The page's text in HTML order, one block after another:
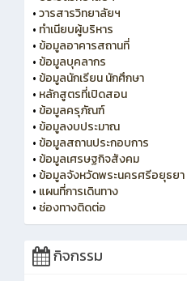
•วารสารวิทยาลัยฯ
• ทำเนียบผู้บริหาร
• ข้อมูลอาคารสถานที่
• ข้อมูลบุคลากร
• ข้อมูลนักเรียน นักศึกษา
• หลักสูตรที่เปิดสอน
• ข้อมูลครุภัณฑ์
• ข้อมูลงบประมาณ
• ข้อมูลสถานประกอบการ
• ข้อมูลเศรษฐกิจสังคม
• ข้อมูลจังหวัดพระนครศรีอยุธยา
• แผนที่การเดินทาง
• ช่องทางติดต่อ
กิจกรรม